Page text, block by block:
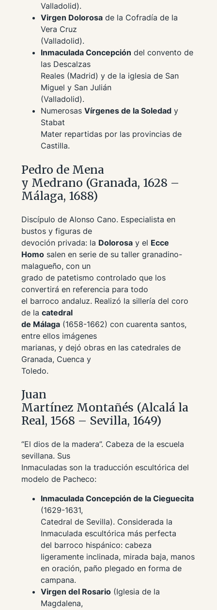
Valladolid).
Virgen Dolorosade la Cofradía de la
Vera Cruz
(Valladolid).
Inmaculada Concepción del convento de
las Descalzas
Reales (Madrid) y de la iglesia de San
Miguel y San Julián
(Valladolid).
Numerosas Vírgenes de la Soledady
Stabat
Materrepartidas por las provincias de
Castilla.
Pedro de Mena
y Medrano (Granada, 1628 –
Málaga, 1688)
Discípulo de Alonso Cano. Especialista en
bustos y figuras de
devoción privada: la Dolorosay el Ecce
Homosalen en serie de su taller granadino-
malagueño, con un
grado de patetismo controlado que los
convertirá en referencia para todo
el barroco andaluz. Realizó la sillería del coro
de la catedral
de Málaga(1658-1662) con cuarenta santos,
entre ellos imágenes
marianas, y dejó obras en las catedrales de
Granada, Cuenca y
Toledo.
Juan
Martínez Montañés (Alcalá la
Real, 1568 – Sevilla, 1649)
“El dios de la madera”. Cabeza de la escuela
sevillana. Sus
Inmaculadas son la traducción escultórica del
modelo de Pacheco:
Inmaculada Concepción de la Cieguecita
(1629-1631,
Catedral de Sevilla). Considerada la
Inmaculada escultórica más perfecta
del barroco hispánico: cabeza
ligeramente inclinada, mirada baja, manos
en oración, paño plegado en forma de
campana.
Virgen del Rosario(Iglesia de la
Magdalena,